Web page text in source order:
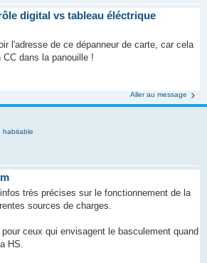
digital vs tableau éléctrique
l'adresse de ce dépanneur de carte, car cela
CC dans la panouille !
Aller au message
habitable
très précises sur le fonctionnement de la
sources de charges.
ceux qui envisagent le basculement quand
HS.